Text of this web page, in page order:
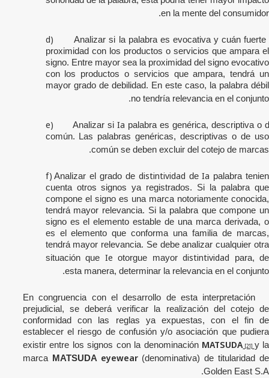
en la mente del consumidor.
d)
Analizar si la palabra es evocativa y cuán
proximidad con los productos o servicios que ampara el
signo. Entre mayor sea la proximidad del signo evocativo
con los productos o servicios que ampara, tendrá un
mayor grado de debilidad. En este caso, la palabra débil
no tendría relevancia en el conjunto.
e) Analizar siIa palabra es genérica, descriptiva o
común. Las palabras genéricas, descriptivas o de uso
común se deben excluir del cotejo de marcas.
f) Analizar el grado de distintividad deIa palabra
cuenta otros signos ya registrados. Si la palabra que
compone el signo es una marca notoriamente conocida,
tendrá mayor relevancia. Si la palabra que compone un
signo es el elemento estable de una marca derivada, o
es el elemento que conforma una familia de marcas,
tendrá mayor relevancia. Se debe analizar cualquier otra
situación que Ie otorgue mayordistintividad para, de
esta manera, determinar la relevancia en el conjunto.
En congruencia con el desarrollo de esta interpretación
prejudicial, se deberá verificar la realización del cotejo de
conformidad con las reglas ya expuestas, con el fin de
establecer el riesgo de confusión y/o asociación que pudiera
existirentre lossignos con la denominación MATSUDA [21] y la
marca
MATSUDA eyewear (denominativa) de titularidad de
Golden East S.A.